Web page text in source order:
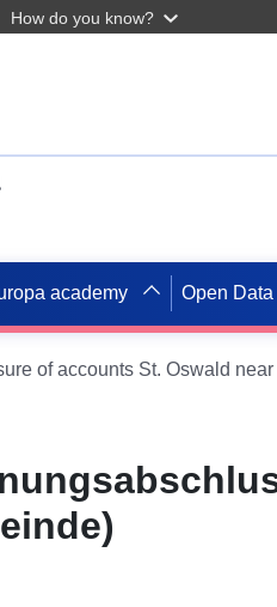
How do you know?
academy Open
of accounts St. Oswald